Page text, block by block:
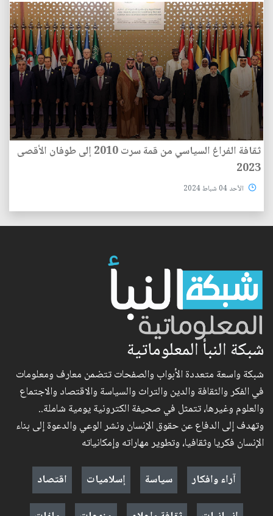
ثقافة الفراغ السياسي من قمة سرت 2010 إلى طوفان الأقصى
2023
الأحد 04 شباط 2024
شبكة النبأ المعلوماتية
شبكة واسعة متعددة الأبواب والصفحات تتضمن معارف ومعلومات
في الفكر والثقافة والدين والتراث والسياسة والاقتصاد والاجتماع
والعلوم وغيرها، تتمثل في صحيفة الكترونية يومية شاملة..
وتهدف إلى الدفاع عن حقوق الإنسان ونشر الوعي والدعوة إلى بناء
الإنسان فكريا وثقافيا، وتطوير مهاراته وإمكانياته
آراء وافكار
سياسة إسلاميات
اقتصاد